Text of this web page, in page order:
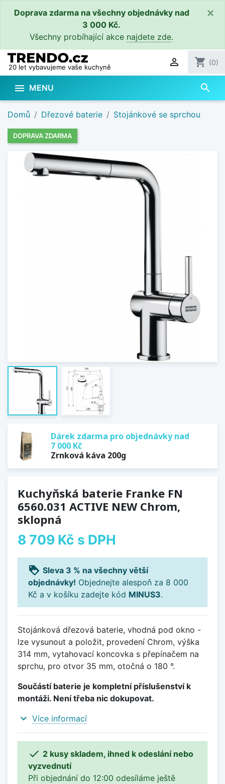
Doprava zdarma na všechny objednávky nad
3 000 Kč.
Všechny probíhající akce najdete zde.
×
20 let vybavujeme vaše kuchyně  shopping_cart (0)
 MENU search
Domů Dřezové baterie Stojánkové se sprchou
DOPRAVA ZDARMA
Dárek zdarma pro objednávky nad
7 000 Kč
Zrnková káva 200g
Kuchyňská baterie Franke FN
6560.031 ACTIVE NEW Chrom,
sklopná
8 709 Kč s DPH
loyalty Sleva 3 % na všechny větší
objednávky! Objednejte alespoň za 8 000
Kč a v košíku zadejte kód MINUS3.
Stojánková dřezová baterie, vhodná pod okno -
lze vysunout a položit, provedení Chrom, výška
314 mm, vytahovací koncovka s přepínačem na
sprchu, pro otvor 35 mm, otočná o 180 °.
Součástí baterie je kompletní příslušenství k
montáži. Není třeba nic dokupovat.
expand_more Více informací
 2 kusy skladem, ihned k odeslání nebo
vyzvednutí
Při objednání do 12:00 odesíláme ještě